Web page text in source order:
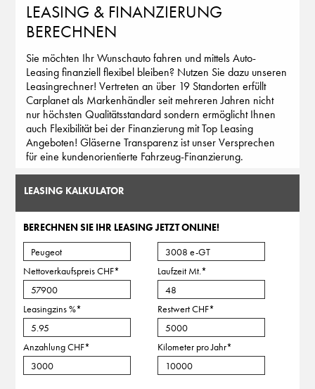
LEASING & FINANZIERUNG
BERECHNEN
Sie möchten Ihr Wunschauto fahren und mittels Auto-
Leasing finanziell flexibel bleiben? Nutzen Sie dazu unseren
Leasingrechner! Vertreten an über 19 Standorten erfüllt
Carplanet als Markenhändler seit mehreren Jahren nicht
nur höchsten Qualitätsstandard sondern ermöglicht Ihnen
auch Flexibilität bei der Finanzierung mit Top Leasing
Angeboten! Gläserne Transparenz ist unser Versprechen
für eine kundenorientierte Fahrzeug-Finanzierung.
LEASING KALKULATOR
BERECHNEN SIE IHR LEASING JETZT ONLINE!
Nettoverkaufspreis CHF* Laufzeit Mt.*
Leasingzins %* Restwert CHF*
Anzahlung CHF* Kilometer pro Jahr*